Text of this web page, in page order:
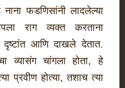
फडणिसांनी लादलेल्या
राग व्यक्त करताना
दृष्टांत आणि दाखले देतात.
व्यासंग चांगला होता, हे
प्रवीण होत्या, तशाच त्या